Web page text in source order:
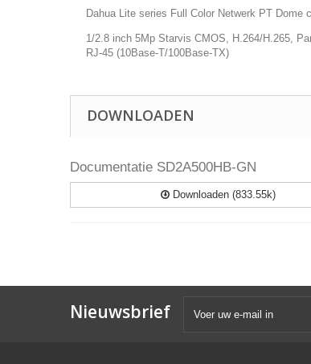
Dahua Lite series Full Color Netwerk PT
1/2.8 inch 5Mp Starvis CMOS, H.264/H.265,
RJ-45 (10Base-T/100Base-TX)
DOWNLOADEN
Documentatie SD2A500HB-GN
Downloaden (833.55k)
Nieuwsbrief